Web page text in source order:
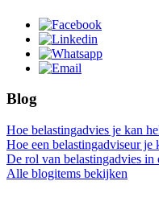
Blog
Hoe belastingadvies je kan
Hoe een belastingadviseur je
De rol van belastingadvies in
Alle blogitems bekijken